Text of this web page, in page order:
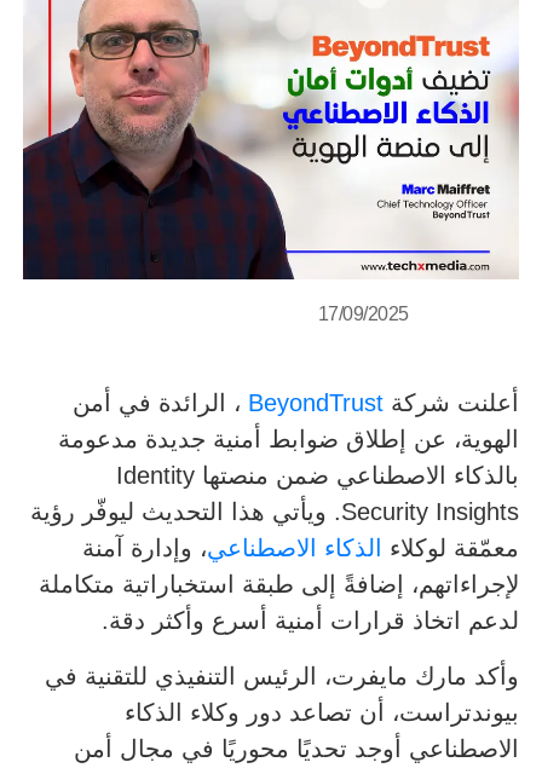
17/09/2025
أعلنت شركةBeyondTrust ، الرائدة في أمن
الهوية، عن إطلاق ضوابط أمنية جديدة مدعومة
بالذكاء الاصطناعي ضمن منصتها Identity
Security Insights. ويأتي هذا التحديث ليوفّر رؤية
معمّقة لوكلاء
الذكاء الاصطناعي، وإدارة آمنة
لإجراءاتهم، إضافةً إلى طبقة استخباراتية متكاملة
لدعم اتخاذ قرارات أمنية أسرع وأكثر دقة.
وأكد مارك مايفرت، الرئيس التنفيذي للتقنية في
بيوندتراست، أن تصاعد دور وكلاء الذكاء
الاصطناعي أوجد تحديًا محوريًا في مجال أمن